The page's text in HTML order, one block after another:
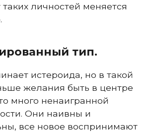
таких личностей меняется
тип.
истероида, но в такой
желания быть в центре
много ненаигранной
Они наивны и
все новое воспринимают